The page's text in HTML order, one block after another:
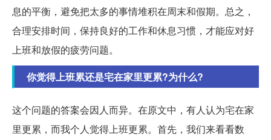
息的平衡，避免把太多的事情堆积在周末和假期。总之，
合理安排时间，保持良好的工作和休息习惯，才能应对好
上班和放假的疲劳问题。
你觉得上班累还是宅在家里更累?为什么?
这个问题的答案会因人而异。在原文中，有人认为宅在家
里更累，而我个人觉得上班更累。首先，我们来看看数